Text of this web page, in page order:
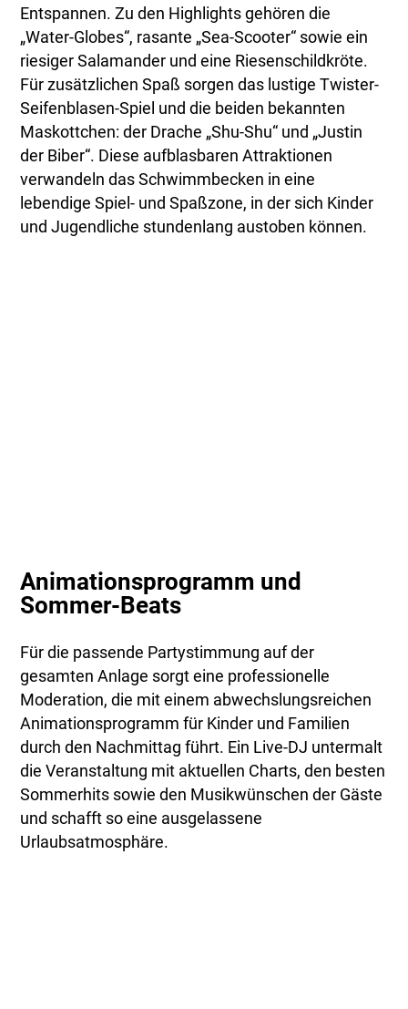
Entspannen. Zu den Highlights gehören die
„Water-Globes“, rasante „Sea-Scooter“ sowie ein
riesiger Salamander und eine Riesenschildkröte.
Für zusätzlichen Spaß sorgen das lustige Twister-
Seifenblasen-Spiel und die beiden bekannten
Maskottchen: der Drache „Shu-Shu“ und „Justin
der Biber“. Diese aufblasbaren Attraktionen
verwandeln das Schwimmbecken in eine
lebendige Spiel- und Spaßzone, in der sich Kinder
und Jugendliche stundenlang austoben können.
Animationsprogramm und
Sommer-Beats
Für die passende Partystimmung auf der
gesamten Anlage sorgt eine professionelle
Moderation, die mit einem abwechslungsreichen
Animationsprogramm für Kinder und Familien
durch den Nachmittag führt. Ein Live-DJ untermalt
die Veranstaltung mit aktuellen Charts, den besten
Sommerhits sowie den Musikwünschen der Gäste
und schafft so eine ausgelassene
Urlaubsatmosphäre.